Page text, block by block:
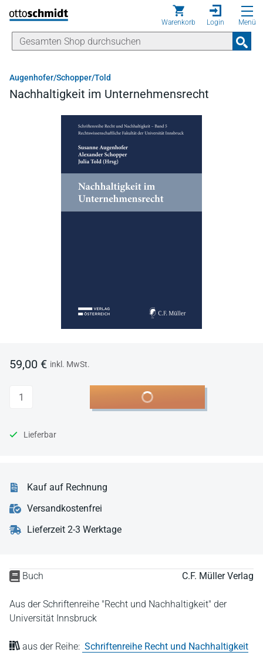
Direkt zum Inhalt
Warenkorb Login Menü
Augenhofer/Schopper/Told
Nachhaltigkeit im Unternehmensrecht
Buch C.F. Müller Verlag
Aus der Schriftenreihe "Recht und Nachhaltigkeit" der
Universität Innsbruck
aus der Reihe: Schriftenreihe Recht und Nachhaltigkeit
59,00 € inkl. MwSt.
Anzahl In den Warenkorb
Lieferbar
Kauf auf Rechnung
Versandkostenfrei
Lieferzeit 2-3 Werktage